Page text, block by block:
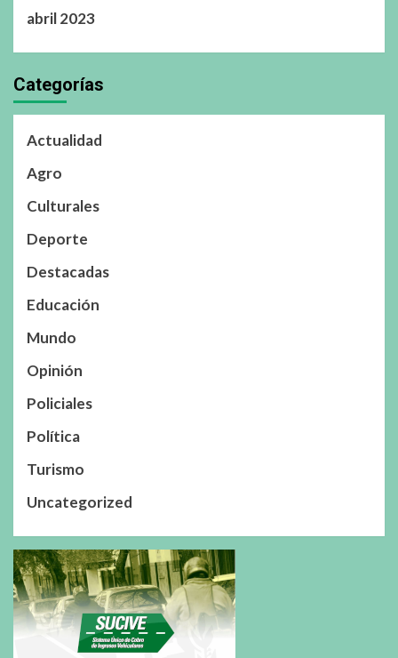
abril 2023
Categorías
Actualidad
Agro
Culturales
Deporte
Destacadas
Educación
Mundo
Opinión
Policiales
Política
Turismo
Uncategorized